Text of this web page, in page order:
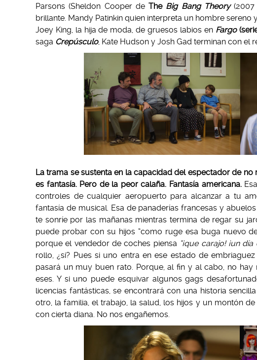
Parsons (Sheldon Cooper deThe Big Bang Theory(2007
brillante. Mandy Patinkin quien interpreta un hombre
Joey King, la hija de moda, de gruesos labios en Fargo
saga Crepúsculo, Kate Hudson y Josh Gad terminan con el
La trama se sustenta en la capacidad del espectador de
es fantasía. Pero de la peor calaña. Fantasía americana.
controles de cualquier aeropuerto para alcanzar a tu
fantasía de musical. Esa de panaderías francesas y
te sonríe por las mañanas mientras termina de regar su
puede probar con su hijos “como ruge esa buga nuevo
porque el vendedor de coches piensa “¡que carajo! ¡un
rollo, ¿si? Pues si uno entra en ese estado de
pasará un muy buen rato. Porque, al fin y al cabo, no
eses. Y si uno puede esquivar algunos gags
licencias fantásticas, se encontrará con una historia
otro, la familia, el trabajo, la salud, los hijos y un montón
con cierta diana. No nos engañemos.